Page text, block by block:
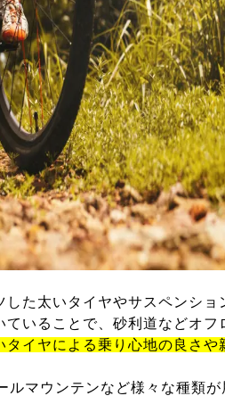
した太いタイヤやサスペンシ
ていることで、砂利道などオ
タイヤによる乗り心地の良さ
ルマウンテンなど様々な種類